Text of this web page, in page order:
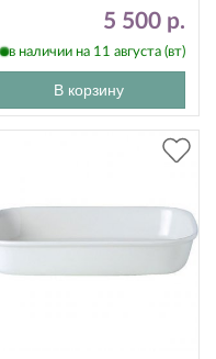
5 500 р.
в наличии на 11 августа (вт)
В корзину